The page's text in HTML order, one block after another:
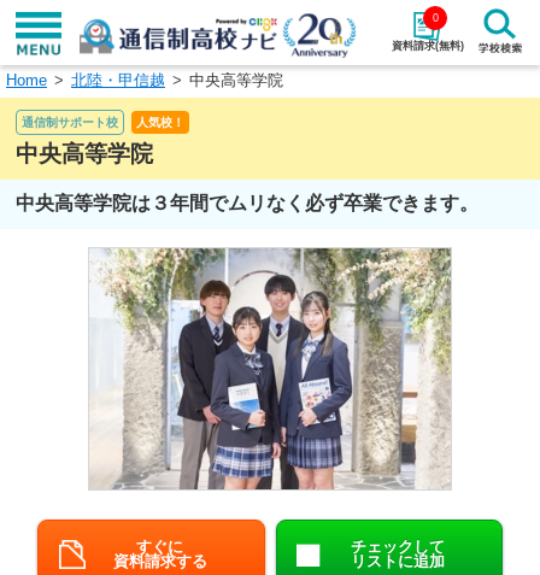
資料請求(無料)
0
学校名で探す
エリアから探す 特徴から探す
エリアを選択して探す
北海道・東北
北陸・甲信越
中国
九州・沖縄
Home 北陸・甲信越 中央高等学院
通信制サポート校 人気校！
中央高等学院
中央高等学院は３年間でムリなく必ず卒業できます。
すぐに
資料請求する
チェックして
リストに追加